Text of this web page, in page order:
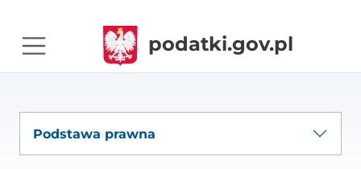
podatki.gov.pl
Podstawa prawna